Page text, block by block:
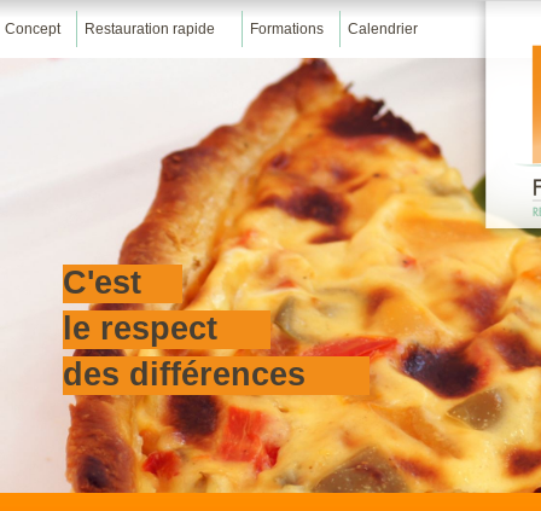
Concept Restauration rapide Formations Calendrier
C'est
le respect
des différences